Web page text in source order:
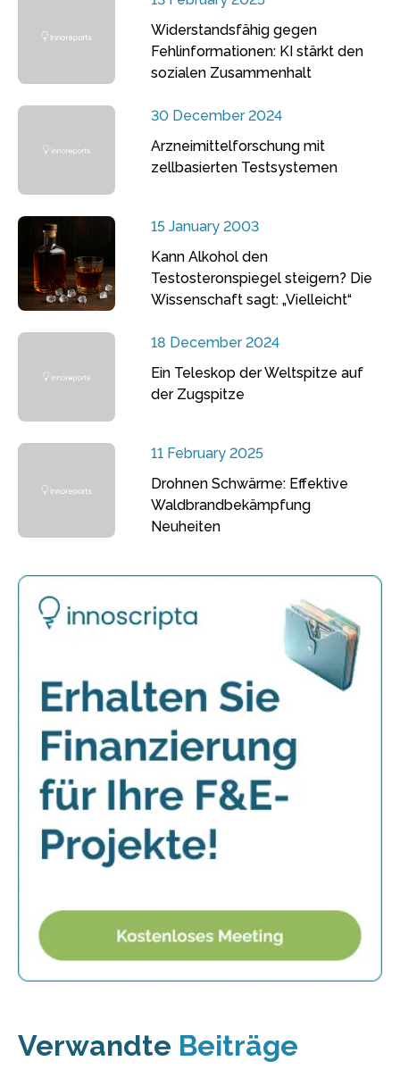
Widerstandsfähig gegen
Fehlinformationen: KI stärkt den
sozialen Zusammenhalt
30 December 2024
Arzneimittelforschung mit
zellbasierten Testsystemen
15 January 2003
Kann Alkohol den
Testosteronspiegel steigern? Die
Wissenschaft sagt: „Vielleicht“
18 December 2024
Ein Teleskop der Weltspitze auf
der Zugspitze
11 February 2025
Drohnen Schwärme: Effektive
Waldbrandbekämpfung
Neuheiten
Verwandte Beiträge